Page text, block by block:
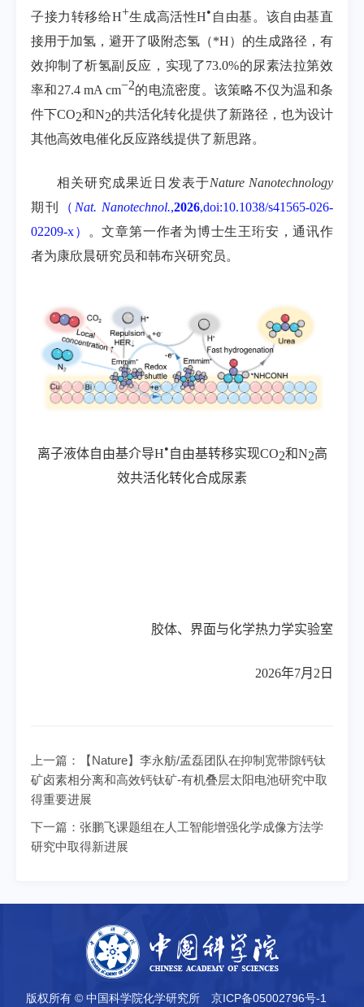
子接力转移给H+生成高活性H• 自由基。该自由基直
接用于加氢，避开了吸附态氢（*H）的生成路径，有
效抑制了析氢副反应，实现了73.0%的尿素法拉第效
率和27.4 mA cm−2的电流密度。该策略不仅为温和条
件下CO2和N2的共活化转化提供了新路径，也为设计
其他高效电催化反应路线提供了新思路。
相关研究成果近日发表于Nature Nanotechnology
期刊
（ Nat. Nanotechnol.,2026,doi:10.1038/s41565-026-
02209-x）
。文章第一作者为博士生王珩安，通讯作
者为康欣晨研究员和韩布兴研究员。
离子液体自由基介导H•自由基转移实现CO2和N2高
效共活化转化合成尿素
胶体、界面与化学热力学实验室
2026年7月 2 日
上一篇：
【Nature】李永舫/孟磊团队在抑制宽带隙钙钛
矿卤素相分离和高效钙钛矿-有机叠层太阳电池研究中取
得重要进展
下一篇： 张鹏飞课题组在人工智能增强化学成像方法学
研究中取得新进展
版权所有 © 中国科学院化学研究所 京ICP备05002796号-1